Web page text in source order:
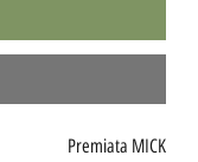
Premiata MICK